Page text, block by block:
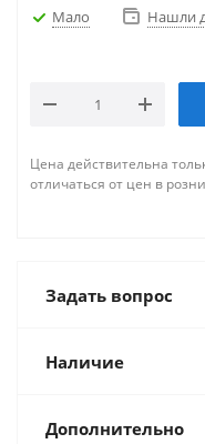
Мало Нашли
Цена действительна
отличаться от цен в
Задать вопрос
Наличие
Дополнительно